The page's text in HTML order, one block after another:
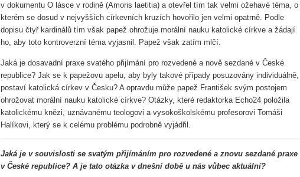
v dokumentu O lásce v rodině (Amoris laetitia) a otevřel tím tak velmi ožehavé téma, o
kterém se dosud v nejvyšších církevních kruzích hovořilo jen velmi opatrně. Podle
dopisu čtyř kardinálů tím však papež ohrožuje morální nauku katolické církve a žádají
ho, aby toto kontroverzní téma vyjasnil. Papež však zatím mlčí.
Jaká je dosavadní praxe svatého přijímání pro rozvedené a nově sezdané v České
republice? Jak se k papežovu apelu, aby byly takové případy posuzovány individuálně,
postaví katolická církev v Česku? A opravdu může papež František svým postojem
ohrožovat morální nauku katolické církve? Otázky, které redaktorka Echo24 položila
katolickému knězi, uznávanému teologovi a vysokoškolskému profesorovi Tomáši
Halíkovi, který se k celému problému podrobně vyjádřil.
Jaká je v souvislosti se svatým přijímáním pro rozvedené a znovu sezdané praxe
v České republice? A je tato otázka v dnešní době u nás vůbec aktuální?